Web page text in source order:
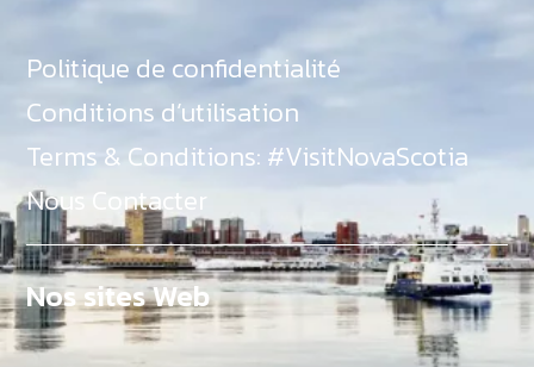
Politique de confidentialité
Conditions d’utilisation
Terms & Conditions: #VisitNovaScotia
Nous Contacter
Nos sites Web